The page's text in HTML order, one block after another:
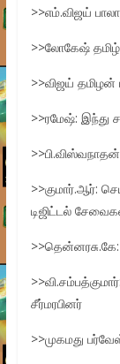
>>எம்.விஜய்
>>லோகேஷ்
>>விஜய் தமிழன்
>>ரமேஷ்:
>>குமார்.ஆர்:
டிஜிட்டல்
சீர்மரபினர்
>>முகமது